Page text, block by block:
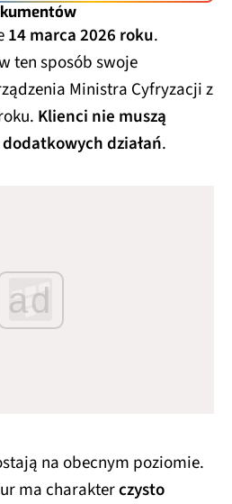
14 marca 2026 roku.
ten sposób swoje
Ministra Cyfryzacji z
Klienci nie muszą
działań.
ad
na obecnym poziomie.
ma charakterczysto